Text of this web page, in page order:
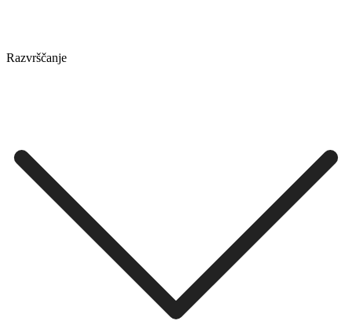
Razvrščanje